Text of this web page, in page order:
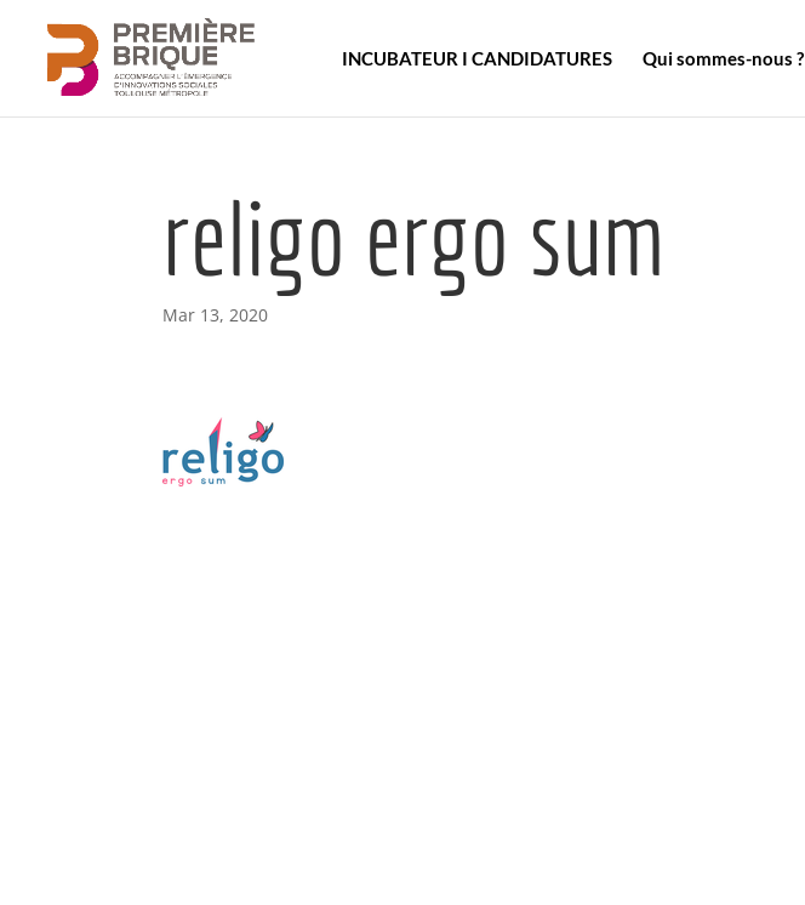
INCUBATEUR I CANDIDATURES Qui sommes-nous ?
religo ergo sum
Mar 13, 2020